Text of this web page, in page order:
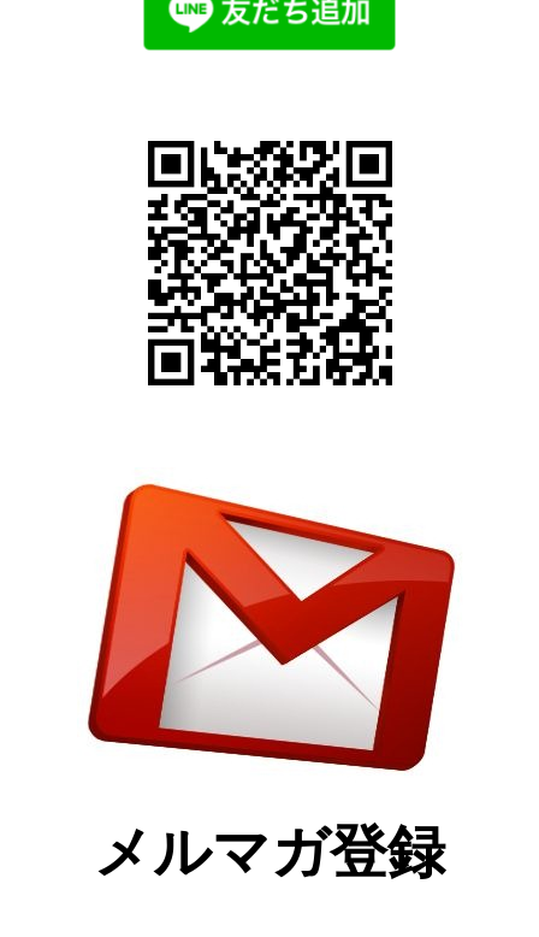
メルマガ登録